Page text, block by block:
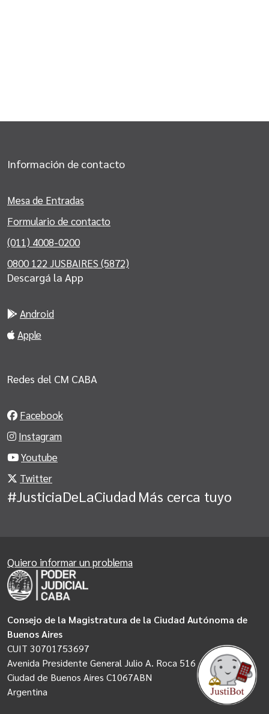
Información de contacto
Mesa de Entradas
Formulario de contacto
(011) 4008-0200
0800 122 JUSBAIRES (5872)
Descargá la App
Android
Apple
Redes del CM CABA
Facebook
Instagram
Youtube
Twitter
#JusticiaDeLaCiudad Más cerca tuyo
Consejo de la Magistratura de la Ciudad Autónoma de
Buenos Aires
CUIT 30701753697
Avenida Presidente General Julio A. Roca 516
Ciudad de Buenos Aires C1067ABN
Argentina
Quiero informar un problema